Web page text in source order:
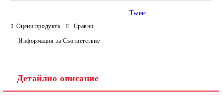
Оцени продукта Сравни
Информация за Съответствие
Tweet
Детайлно описание